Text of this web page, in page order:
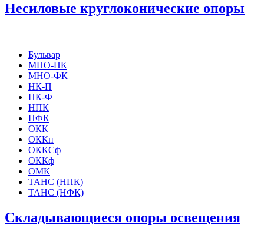
Несиловые круглоконические опоры
Бульвар
МНО-ПК
МНО-ФК
НК-П
НК-Ф
НПК
НФК
ОКК
ОККп
ОККСф
ОККф
ОМК
ТАНС (НПК)
ТАНС (НФК)
Складывающиеся опоры освещения